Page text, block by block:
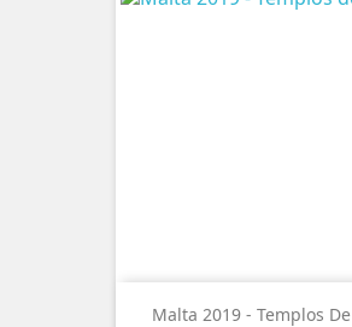
Malta 2019 - Templos De